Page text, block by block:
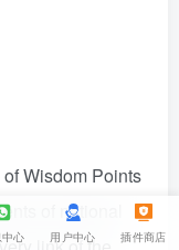
Wisdom Points
of national
心 用户中心 插件商店